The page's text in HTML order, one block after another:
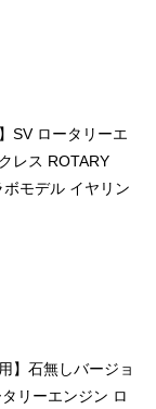
SV ロータリーエ
レス ROTARY
ボモデル イヤリン
】石無しバージョ
リーエンジン ロ